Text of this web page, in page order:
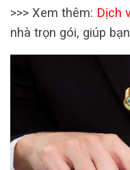
>>> Xem thêm: Dịch
nhà trọn gói, giúp